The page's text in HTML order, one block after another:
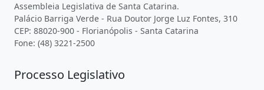
Assembleia Legislativa de Santa Catarina.
Palácio Barriga Verde - Rua Doutor Jorge Luz Fontes, 310
CEP: 88020-900 - Florianópolis - Santa Catarina
Fone: (48) 3221-2500
Processo Legislativo